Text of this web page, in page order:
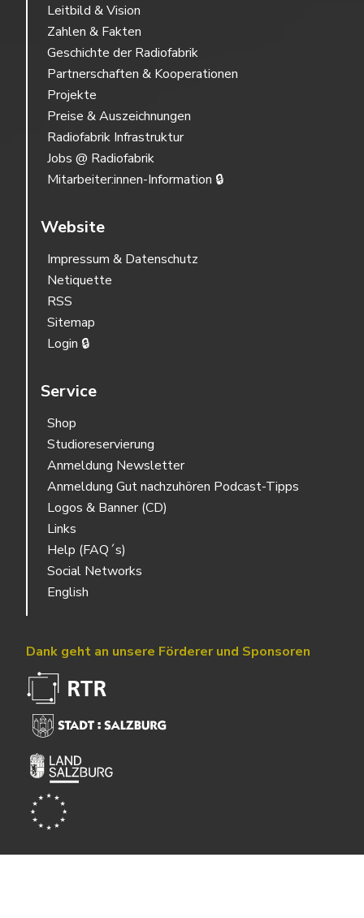
Leitbild & Vision
Zahlen & Fakten
Geschichte der Radiofabrik
Partnerschaften & Kooperationen
Projekte
Preise & Auszeichnungen
Radiofabrik Infrastruktur
Jobs @ Radiofabrik
Mitarbeiter:innen-Information 🔒
Website
Impressum & Datenschutz
Netiquette
RSS
Sitemap
Login 🔒
Service
Shop
Studioreservierung
Anmeldung Newsletter
Anmeldung Gut nachzuhören Podcast-Tipps
Logos & Banner (CD)
Links
Help (FAQ´s)
Social Networks
English
Dank geht an unsere Förderer und Sponsoren